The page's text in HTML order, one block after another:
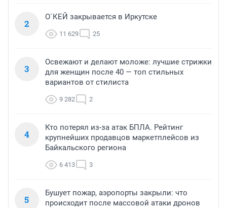
2
О`КЕЙ закрывается в Иркутске
11 629 25
3
Освежают и делают моложе: лучшие стрижки
для женщин после 40 — топ стильных
вариантов от стилиста
9 282 2
4
Кто потерял из-за атак БПЛА. Рейтинг
крупнейших продавцов маркетплейсов из
Байкальского региона
6 413 3
5
Бушует пожар, аэропорты закрыли: что
происходит после массовой атаки дронов